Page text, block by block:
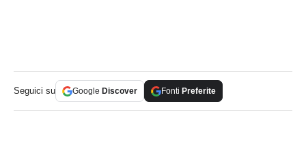
Seguici su Google Discover Fonti Preferite